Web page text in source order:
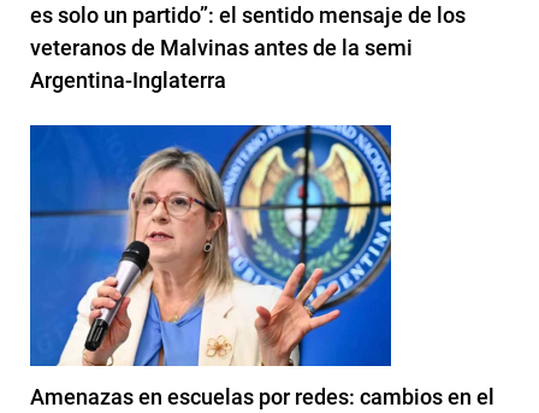
es solo un partido”: el sentido mensaje de los
veteranos de Malvinas antes de la semi
Argentina-Inglaterra
Amenazas en escuelas por redes: cambios en el